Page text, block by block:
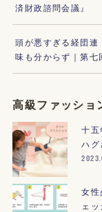
済財政諮問会議』
頭が悪すぎる経団連
味も分からず｜第七
高級ファッショ
十五
ハ
女
ェッ